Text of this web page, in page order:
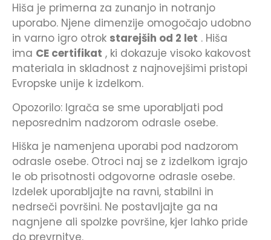
Hiša je primerna za zunanjo in notranjo
uporabo. Njene dimenzije omogočajo udobno
in varno igro otrok starejših od 2 let . Hiša
ima CE certifikat , ki dokazuje visoko kakovost
materiala in skladnost z najnovejšimi pristopi
Evropske unije k izdelkom.
Opozorilo: Igrača se sme uporabljati pod
neposrednim nadzorom odrasle osebe.
Hiška je namenjena uporabi pod nadzorom
odrasle osebe. Otroci naj se z izdelkom igrajo
le ob prisotnosti odgovorne odrasle osebe.
Izdelek uporabljajte na ravni, stabilni in
nedrseči površini. Ne postavljajte ga na
nagnjene ali spolzke površine, kjer lahko pride